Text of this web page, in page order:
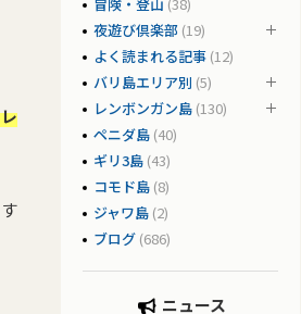
夜遊び倶楽部 (19)
よく読まれる記事 (12)
バリ島エリア別 (5)
レンボンガン島 (130)
ペニダ島 (40)
ギリ3島 (43)
コモド島 (8)
ジャワ島 (2)
ブログ (686)
ニュース